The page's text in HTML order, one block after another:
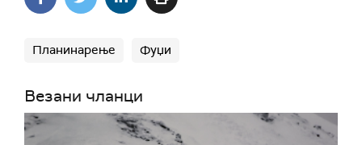
Планинарење Фуџи
Везани чланци